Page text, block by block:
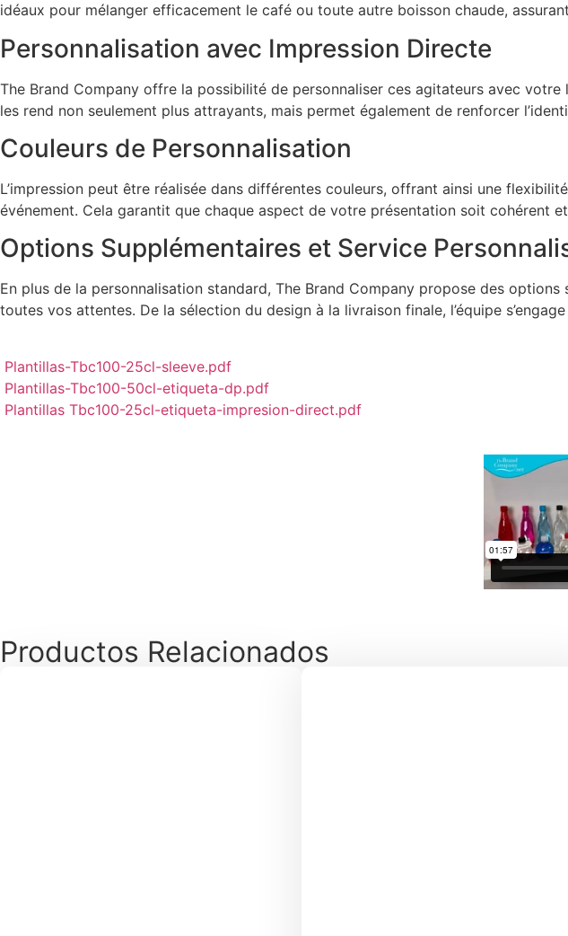
idéaux pour mélanger efficacement le café ou toute autre boisson chaude,
Personnalisation avec Impression Directe
The Brand Company offre la possibilité de personnaliser ces agitateurs avec
les rend non seulement plus attrayants, mais permet également de renforcer
Couleurs de Personnalisation
L’impression peut être réalisée dans différentes couleurs, offrant ainsi une
événement. Cela garantit que chaque aspect de votre présentation soit cohérent
Options Supplémentaires et Service
En plus de la personnalisation standard, The Brand Company propose des
toutes vos attentes. De la sélection du design à la livraison finale, l’équipe
Plantillas-Tbc100-25cl-sleeve.pdf
Plantillas-Tbc100-50cl-etiqueta-dp.pdf
Plantillas Tbc100-25cl-etiqueta-impresion-direct.pdf
Productos Relacionados